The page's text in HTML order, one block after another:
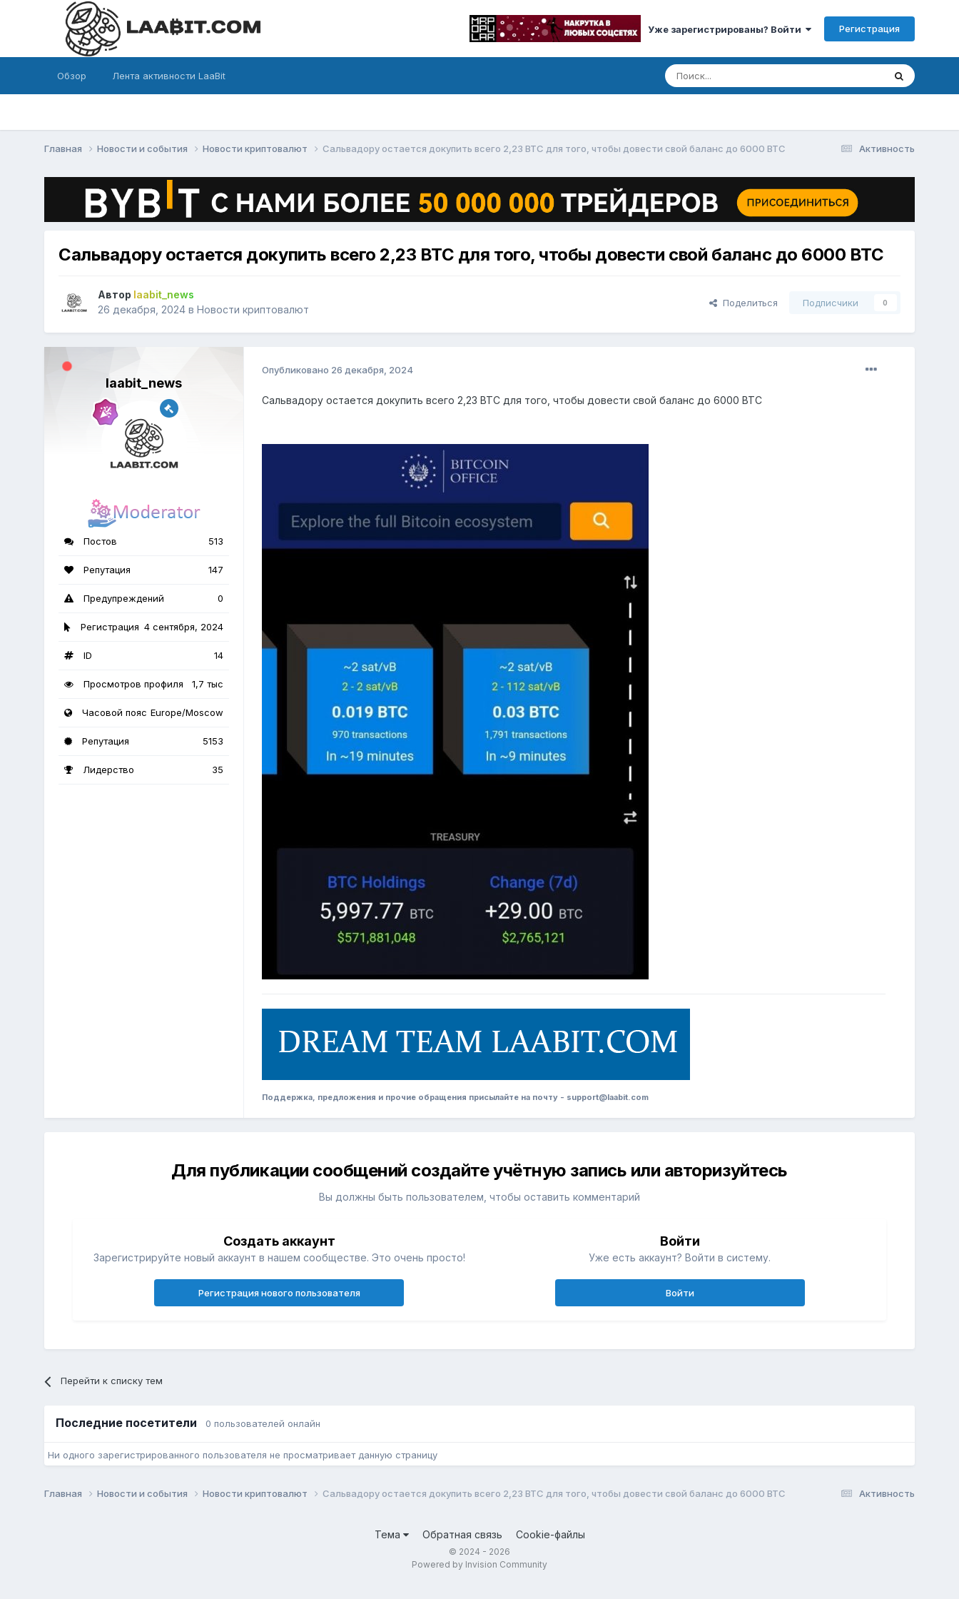
Уже зарегистрированы? Войти Регистрация
Обзор Лента активности LaaBit
Активность
Главная Новости и события Новости криптовалют Сальвадору остается докупить всего 2,23 BTC для того, чтобы довести свой баланс до 6000 BTC
Сальвадору остается докупить всего 2,23 BTC для того, чтобы довести свой баланс до 6000 BTC
Автор laabit_news
26 декабря, 2024 вНовости криптовалют
Поделиться Подписчики 0
laabit_news
Постов 513
Репутация 147
Предупреждений 0
Регистрация 4 сентября, 2024
ID 14
Просмотров профиля 1,7 тыс
Часовой пояс Europe/Moscow
Репутация 5153
Лидерство 35
Опубликовано 26 декабря, 2024
Сальвадору остается докупить всего 2,23 BTC для того, чтобы довести свой баланс до 6000 BTC
Поддержка, предложения и прочие обращения присылайте на почту - support@laabit.com
Для публикации сообщений создайте учётную запись или авторизуйтесь
Вы должны быть пользователем, чтобы оставить комментарий
Создать аккаунт
Зарегистрируйте новый аккаунт в нашем сообществе. Это очень просто!
Регистрация нового пользователя
Войти
Уже есть аккаунт? Войти в систему.
Войти
Перейти к списку тем
Последние посетители 0 пользователей онлайн
Ни одного зарегистрированного пользователя не просматривает данную страницу
Активность
Главная Новости и события Новости криптовалют Сальвадору остается докупить всего 2,23 BTC для того, чтобы довести свой баланс до 6000 BTC
Тема Обратная связь Cookie-файлы
© 2024 - 2026
Powered by Invision Community